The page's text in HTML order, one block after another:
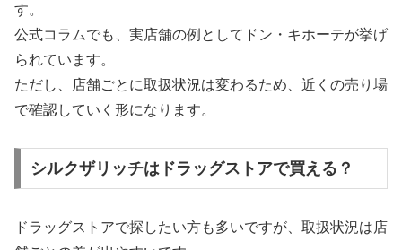
す。
公式コラムでも、実店舗の例としてドン・キホーテが挙げ
られています。
ただし、店舗ごとに取扱状況は変わるため、近くの売り場
で確認していく形になります。
シルクザリッチはドラッグストアで買える？
ドラッグストアで探したい方も多いですが、取扱状況は店